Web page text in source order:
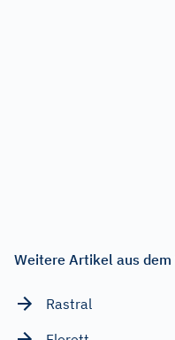
Weitere Artikel aus
Rastral